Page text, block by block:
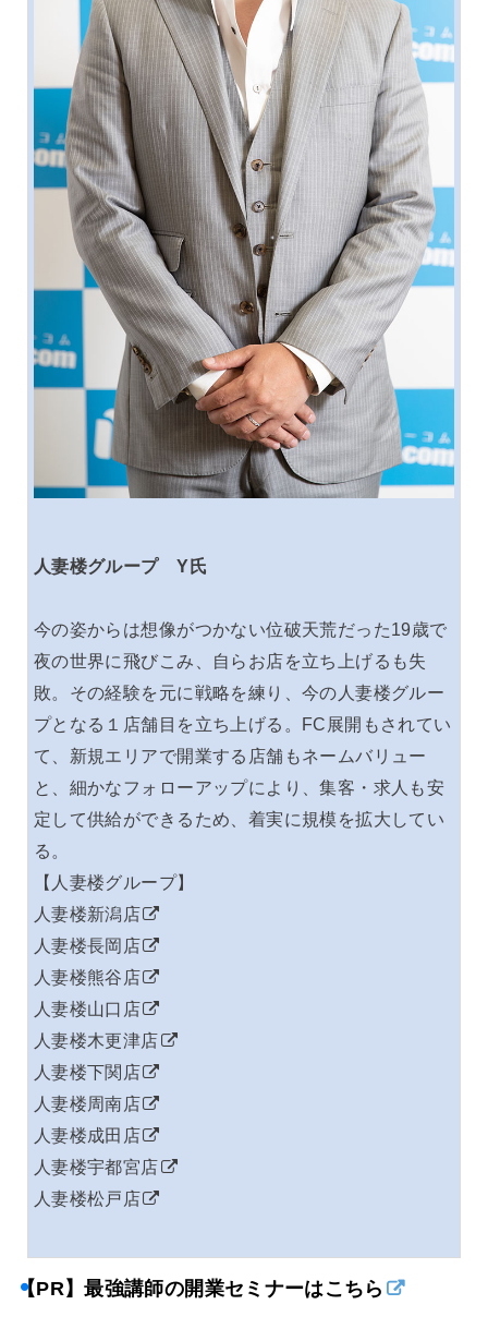
人妻楼グループ Y氏
今の姿からは想像がつかない位破天荒だった19歳で
夜の世界に飛びこみ、自らお店を立ち上げるも失
敗。その経験を元に戦略を練り、今の人妻楼グルー
プとなる１店舗目を立ち上げる。FC展開もされてい
て、新規エリアで開業する店舗もネームバリュー
と、細かなフォローアップにより、集客・求人も安
定して供給ができるため、着実に規模を拡大してい
る。
【人妻楼グループ】
人妻楼新潟店
人妻楼長岡店
人妻楼熊谷店
人妻楼山口店
人妻楼木更津店
人妻楼下関店
人妻楼周南店
人妻楼成田店
人妻楼宇都宮店
人妻楼松戸店
【PR】最強講師の開業セミナーはこちら